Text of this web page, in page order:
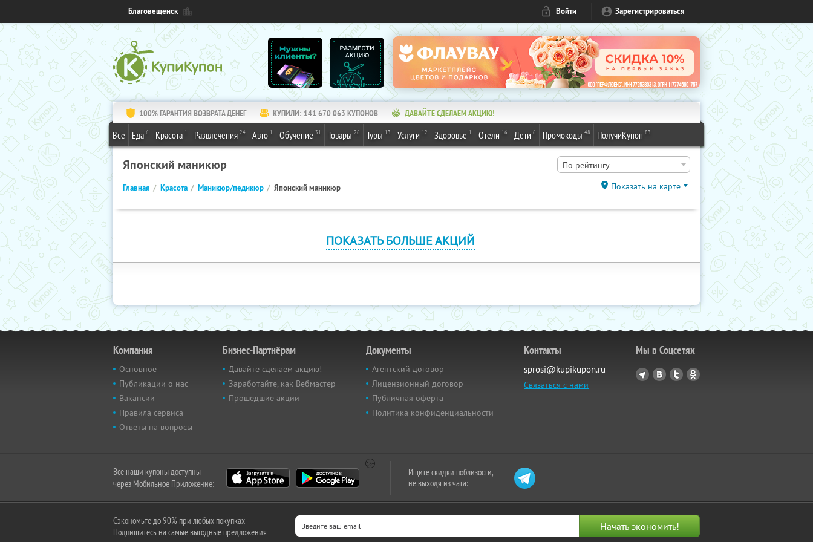
Благовещенск Войти Зарегистрироваться
100% ГАРАНТИЯ ВОЗВРАТА ДЕНЕГ КУПИЛИ: 141 670 063 КУПОНОВ ДАВАЙТЕ СДЕЛАЕМ АКЦИЮ!
Все Еда 6 Красота 1 Развлечения 24 Авто 1 Обучение 31 Товары 26 Туры 13 Услуги 12 Здоровье 1 Отели 16 Дети 6 Промокоды 48 ПолучиКупон 83
Японский маникюр По рейтингу
Главная Красота Маникюр/педикюр Японский маникюр Показать на карте
ПОКАЗАТЬ БОЛЬШЕ АКЦИЙ
Компания
Основное
Публикации о нас
Вакансии
Правила сервиса
Ответы на вопросы
Бизнес-Партнёрам
Давайте сделаем акцию!
Заработайте, как Вебмастер
Прошедшие акции
Документы
Агентский договор
Лицензионный договор
Публичная оферта
Политика конфиденциальности
Контакты
sprosi@kupikupon.ru
Связаться с нами
Мы в Соцсетях
Все наши купоны доступны
через Мобильное Приложение:
Ищите скидки поблизости,
не выходя из чата:
Сэкономьте до 90% при любых покупках
Подпишитесь на самые выгодные предложения